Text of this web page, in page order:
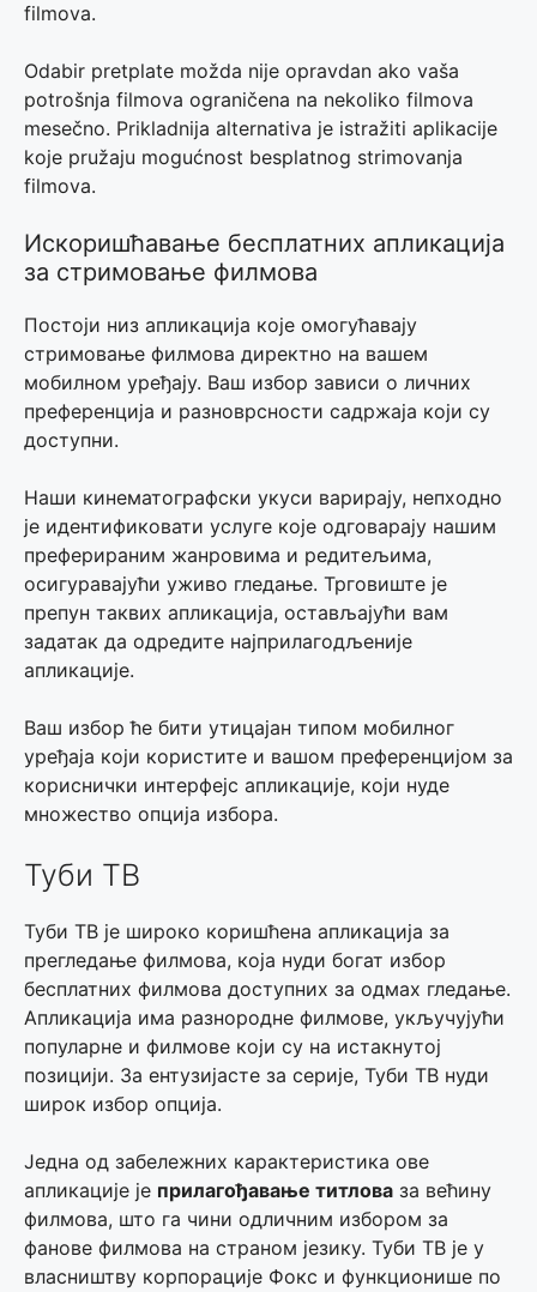
filmova.
Odabir pretplate možda nije opravdan ako vaša
potrošnja filmova ograničena na nekoliko filmova
mesečno. Prikladnija alternativa je istražiti aplikacije
koje pružaju mogućnost besplatnog strimovanja
filmova.
Искоришћавање бесплатних апликација
за стримовање филмова
Постоји низ апликација које омогућавају
стримовање филмова директно на вашем
мобилном уређају. Ваш избор зависи о личних
преференција и разноврсности садржаја који су
доступни.
Наши кинематографски укуси варирају, непходно
је идентификовати услуге које одговарају нашим
преферираним жанровима и редитељима,
осигуравајући уживо гледање. Трговиште је
препун таквих апликација, остављајући вам
задатак да одредите најприлагодљеније
апликације.
Ваш избор ће бити утицајан типом мобилног
уређаја који користите и вашом преференцијом за
кориснички интерфејс апликације, који нуде
множество опција избора.
Туби ТВ
Туби ТВ је широко коришћена апликација за
прегледање филмова, која нуди богат избор
бесплатних филмова доступних за одмах гледање.
Апликација има разнородне филмове, укључујући
популарне и филмове који су на истакнутој
позицији. За ентузијасте за серије, Туби ТВ нуди
широк избор опција.
Једна од забележних карактеристика ове
апликације је прилагођавање титлова за већину
филмова, што га чини одличним избором за
фанове филмова на страном језику. Туби ТВ је у
власништву корпорације Фокс и функционише по